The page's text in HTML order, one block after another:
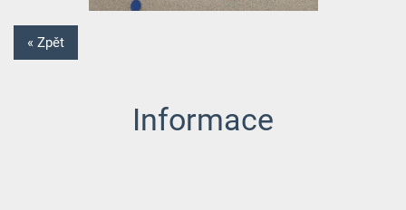
« Zpět
Informace